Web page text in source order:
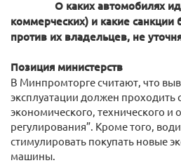
О каких автомобилях
коммерческих) и какие санкции
против их владельцев, не
Позиция министерств
В Минпромторге считают, что
эксплуатации должен
экономического, технического и
регулирования”. Кроме того,
стимулировать покупать новые
машины.